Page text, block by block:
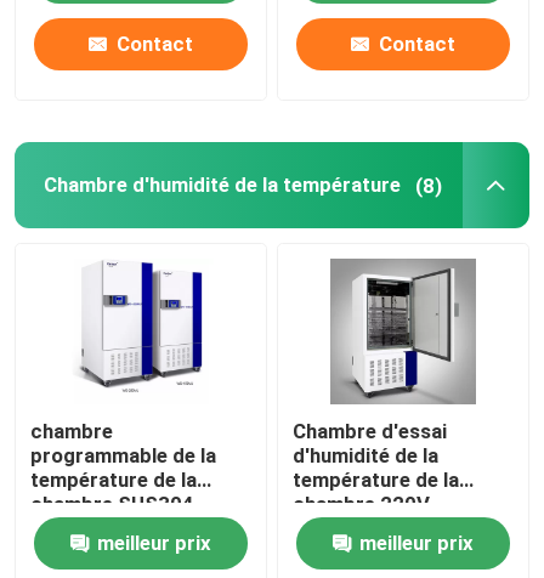
Contact Contact
Chambre d'humidité de la température (8)
chambre
programmable de la
température de la
chambre SUS304
d'humidité de la
température 65C
meilleur prix
Chambre d'essai
d'humidité de la
température de la
chambre 220V
d'humidité de la
température d'OEM
meilleur prix